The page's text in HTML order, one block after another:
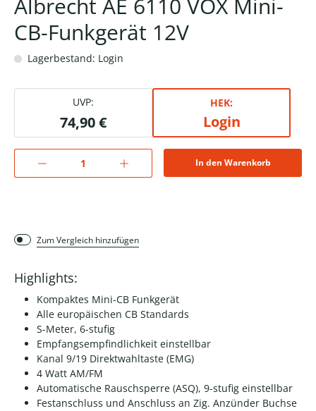
Albrecht AE 6110 VOX Mini-
CB-Funkgerät 12V
Lagerbestand: Login
UVP:
74,90 €
HEK:
Login
In den Warenkorb
Zum Vergleich hinzufügen
Highlights:
Kompaktes Mini-CB Funkgerät
Alle europäischen CB Standards
S-Meter, 6-stufig
Empfangsempfindlichkeit einstellbar
Kanal 9/19 Direktwahltaste (EMG)
4 Watt AM/FM
Automatische Rauschsperre (ASQ), 9-stufig einstellbar
Festanschluss und Anschluss an Zig. Anzünder Buchse